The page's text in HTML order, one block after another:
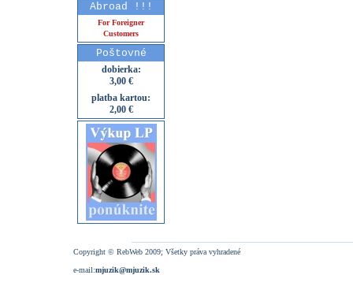
Abroad !!!
For Foreigner
Customers
Poštovné
dobierka:
3,00 €
platba kartou:
2,00 €
Copyright © RebWeb 2009; Všetky práva vyhradené
e-mail:mjuzik@mjuzik.sk